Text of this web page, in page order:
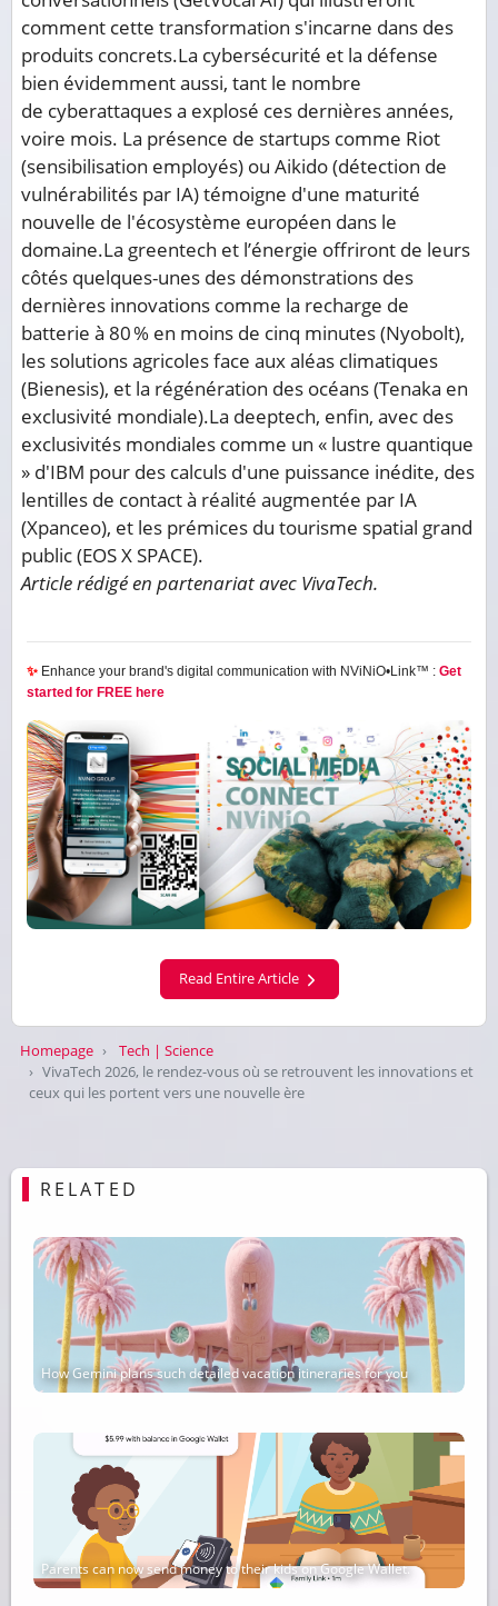
comment cette transformation s'incarne dans des
produits concrets.La cybersécurité et la défense
bien évidemment aussi, tant le nombre
de cyberattaques a explosé ces dernières années,
voire mois. La présence de startups comme Riot
(sensibilisation employés) ou Aikido (détection de
vulnérabilités par IA) témoigne d'une maturité
nouvelle de l'écosystème européen dans le
domaine.La greentech et l’énergie offriront de leurs
côtés quelques-unes des démonstrations des
dernières innovations comme la recharge de
batterie à 80 % en moins de cinq minutes (Nyobolt),
les solutions agricoles face aux aléas climatiques
(Bienesis), et la régénération des océans (Tenaka en
exclusivité mondiale).La deeptech, enfin, avec des
exclusivités mondiales comme un « lustre quantique
» d'IBM pour des calculs d'une puissance inédite, des
lentilles de contact à réalité augmentée par IA
(Xpanceo), et les prémices du tourisme spatial grand
public (EOS X SPACE).
Article rédigé en partenariat avec VivaTech.
✨ Enhance your brand's digital communication with NViNiO•Link™ : Get
started for FREE here
Read Entire Article
Homepage
Tech | Science
VivaTech 2026, le rendez-vous où se retrouvent les innovations et
ceux qui les portent vers une nouvelle ère
RELATED
How Gemini plans such detailed vacation itineraries for you
Parents can now send money to their kids on Google Wallet.